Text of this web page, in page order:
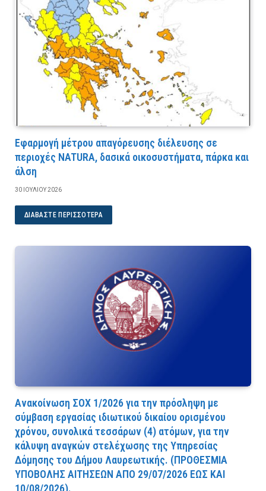
Εφαρμογή μέτρου απαγόρευσης διέλευσης σε
περιοχές NATURA, δασικά οικοσυστήματα, πάρκα και
άλση
30 ΙΟΥΛΊΟΥ 2026
ΔΙΑΒΆΣΤΕ ΠΕΡΙΣΣΌΤΕΡΑ
Ανακοίνωση ΣΟΧ 1/2026 για την πρόσληψη με
σύμβαση εργασίας ιδιωτικού δικαίου ορισμένου
χρόνου, συνολικά τεσσάρων (4) ατόμων, για την
κάλυψη αναγκών στελέχωσης της Υπηρεσίας
Δόμησης του Δήμου Λαυρεωτικής. (ΠPOΘEΣMIA
YΠOBOΛHΣ AITHΣEΩN AΠO 29/07/2026 EΩΣ KAI
10/08/2026).